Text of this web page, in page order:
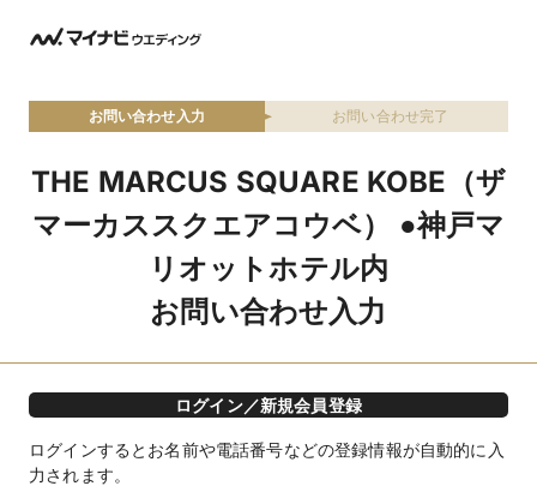
お問い合わせ入力 お問い合わせ完了
THE MARCUS SQUARE KOBE（ザ
マーカススクエアコウベ） ●神戸マ
リオットホテル内
お問い合わせ入力
ログイン／新規会員登録
ログインするとお名前や電話番号などの登録情報が自動的に入
力されます。